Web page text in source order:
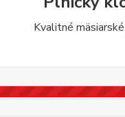
Kvalitné